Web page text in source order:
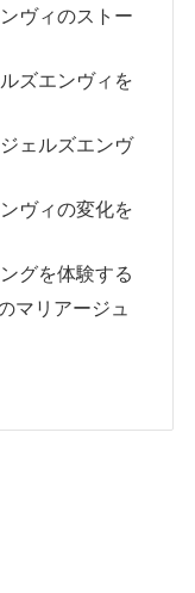
ヴィのストー
ズエンヴィを
ェルズエンヴ
ヴィの変化を
グを体験する
マリアージュ